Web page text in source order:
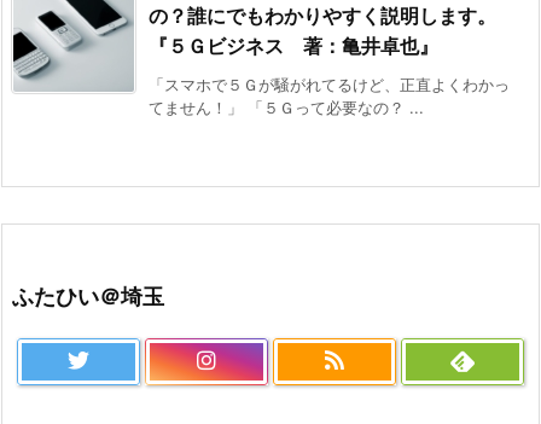
の？誰にでもわかりやすく説明します。
『５Ｇビジネス 著：亀井卓也』
「スマホで５Ｇが騒がれてるけど、正直よくわかっ
てません！」 「５Ｇって必要なの？ ...
ふたひい＠埼玉